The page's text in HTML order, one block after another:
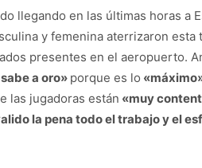
llegando en las últimas horas a
y femenina aterrizaron
presentes en el aeropuerto.
a oro» porque es lo
las jugadoras están «muy
la pena todo el trabajo y el